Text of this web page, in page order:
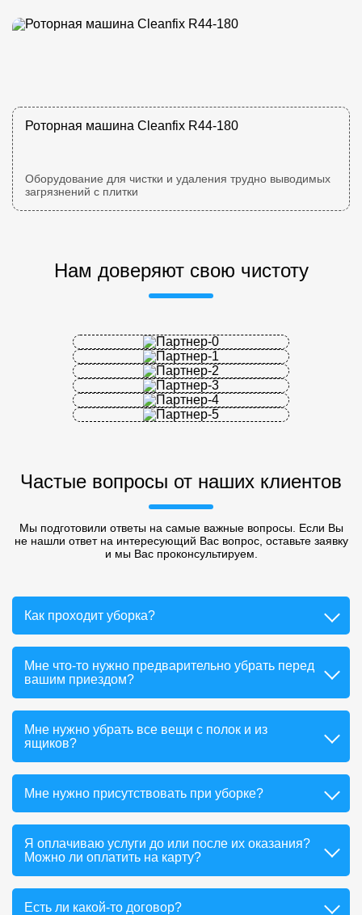
Роторная машина Cleanfix R44-180
Оборудование для чистки и удаления трудно выводимых
загрязнений с плитки
Нам доверяют свою чистоту
Частые вопросы от наших клиентов
Мы подготовили ответы на самые важные вопросы. Если Вы
не нашли ответ на интересующий Вас вопрос, оставьте заявку
и мы Вас проконсультируем.
Как проходит уборка?
Мне что-то нужно предварительно убрать перед
вашим приездом?
Мне нужно убрать все вещи с полок и из
ящиков?
Мне нужно присутствовать при уборке?
Я оплачиваю услуги до или после их оказания?
Можно ли оплатить на карту?
Есть ли какой-то договор?